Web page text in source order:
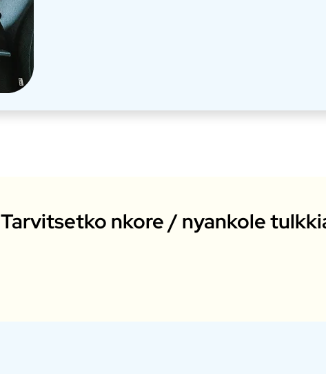
Tarvitsetko nkore / nyankole